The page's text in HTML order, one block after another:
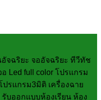
อัจฉริยะ จออัจฉริยะ ทีวีทัช
Led full color โปรแกรม
รแกรม3มิติ เครื่องฉาย
บออกแบบห้องเรียน ห้อง